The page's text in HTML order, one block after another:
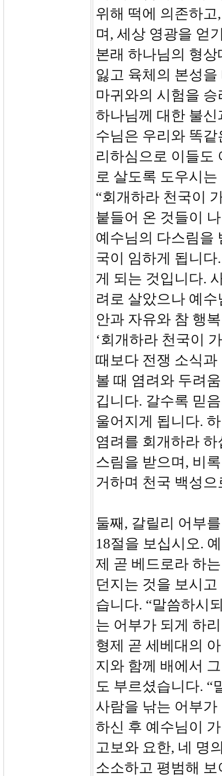
위해 떡에 의존하
며, 세상 영광을 얻
본래 하나님의 형
잃고 육체의 본성
마귀와의 시험을
하나님께 대한 불
수님은 우리와 똑
리하심으로 이들도
로 살도록 도우시
“회개하라 천국이
붙들어 온 것들이
예수님의 다스림을
국이 임하게 됩니
게 되는 것입니다.
려로 살았으나 예
안과 자유와 참 행
‘회개하라 천국이
때보다 전쟁 소식
볼 때 염려와 두려
깁니다. 갈수록 믿
울어지게 됩니다.
염려를 회개하라
스림을 받으며, 비
거하며 천국 백성
둘째, 갈릴리 어부
18절을 보십시오.
제 곧 베드로라 하
던지는 것을 보시
습니다. “말씀하시
는 어부가 되게 하
형제 곧 세베대의
지와 함께 배에서
도 부르셨습니다. “
사람을 낚는 어부
하신 후 예수님이
고보와 요한, 네 명
소소하고 평범해